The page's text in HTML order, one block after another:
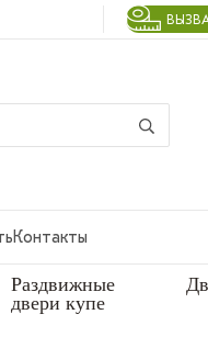
Контакты
Раздвижные
двери купе